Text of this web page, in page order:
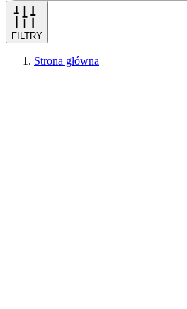
FILTRY
Strona główna